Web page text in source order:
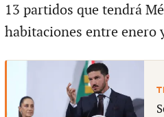
13 partidos que tendrá
habitaciones entre enero